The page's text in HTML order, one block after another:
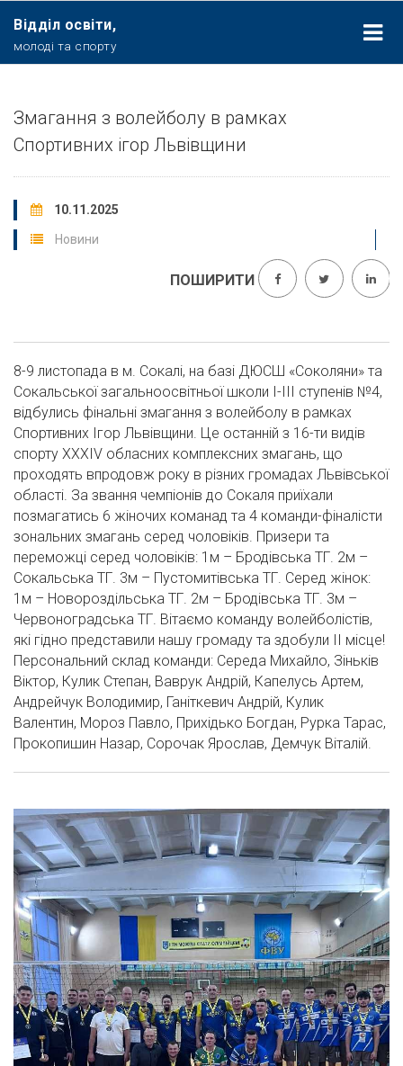
Відділ освіти,
молоді та спорту
Змагання з волейболу в рамках
Спортивних ігор Львівщини
10.11.2025
Новини
ПОШИРИТИ
8-9 листопада в м. Сокалі, на базі ДЮСШ «Соколяни» та
Сокальської загальноосвітньої школи I-III ступенів №4,
відбулись фінальні змагання з волейболу в рамках
Спортивних Ігор Львівщини. Це останній з 16-ти видів
спорту XXXIV обласних комплексних змагань, що
проходять впродовж року в різних громадах Львівської
області. За звання чемпіонів до Сокаля приїхали
позмагатись 6 жіночих команад та 4 команди-фіналісти
зональних змагань серед чоловіків. Призери та
переможці серед чоловіків: 1м – Бродівська ТГ. 2м –
Сокальська ТГ. 3м – Пустомитівська ТГ. Серед жінок:
1м – Новороздільська ТГ. 2м – Бродівська ТГ. 3м –
Червоноградська ТГ. Вітаємо команду волейболістів,
які гідно представили нашу громаду та здобули ІІ місце!
Персональний склад команди: Середа Михайло, Зіньків
Віктор, Кулик Степан, Ваврук Андрій, Капелусь Артем,
Андрейчук Володимир, Ганіткевич Андрій, Кулик
Валентин, Мороз Павло, Прихідько Богдан, Рурка Тарас,
Прокопишин Назар, Сорочак Ярослав, Демчук Віталій.